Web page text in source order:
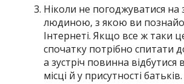
Ніколи не погоджуватися на
людиною, з якою ви
Інтернеті. Якщо все ж таки
спочатку потрібно спитати
а зустріч повинна
місці й у присутності батьків.